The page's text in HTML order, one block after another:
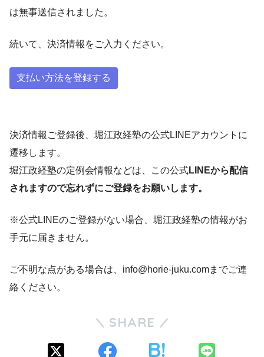
は無事送信されました。
続いて、決済情報をご入力ください。
支払い方法を登録する
決済情報ご登録後、堀江政経塾の公式LINEアカウントに
遷移します。
堀江政経塾の定例会情報などは、この公式LINEから配信
されますので忘れずにご登録をお願いします。
※公式LINEのご登録がない場合、堀江政経塾の情報がお
手元に届きません。
ご不明な点がある場合は、info@horie-juku.comまでご連
絡ください。
SHARE